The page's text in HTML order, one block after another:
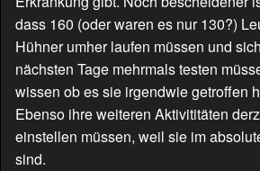
dass 160 (oder waren es nur 130?)
Hühner umher laufen müssen und
nächsten Tage mehrmals testen
wissen ob es sie irgendwie getroffen
Ebenso ihre weiteren Aktivititäten
einstellen müssen, weil sie im
sind.